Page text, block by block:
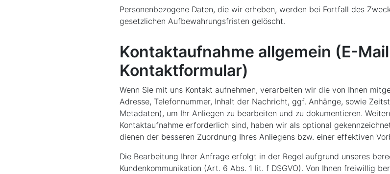
Personenbezogene Daten, die wir erheben, werden bei Fortfall des
gesetzlichen Aufbewahrungsfristen gelöscht.
Kontaktaufnahme allgemein (E-
Kontaktformular)
Wenn Sie mit uns Kontakt aufnehmen, verarbeiten wir die von Ihnen
Adresse, Telefonnummer, Inhalt der Nachricht, ggf. Anhänge, sowie
Metadaten), um Ihr Anliegen zu bearbeiten und zu dokumentieren.
Kontaktaufnahme erforderlich sind, haben wir als optional
dienen der besseren Zuordnung Ihres Anliegens bzw. einer effektiven
Die Bearbeitung Ihrer Anfrage erfolgt in der Regel aufgrund unseres
Kundenkommunikation (Art. 6 Abs. 1 lit. f DSGVO). Von Ihnen freiwillig